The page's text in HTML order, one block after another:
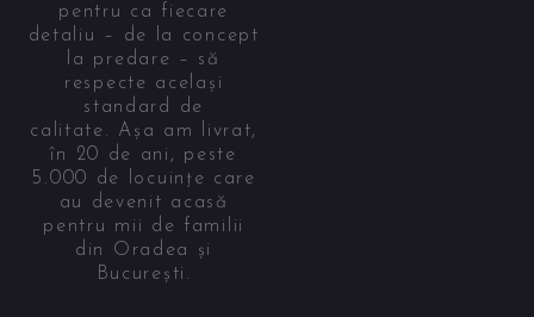
pentru ca fiecare
detaliu – de la concept
la predare – să
respecte același
standard de
calitate. Așa am livrat,
în 20 de ani, peste
5.000 de locuințe care
au devenit acasă
pentru mii de familii
din Oradea și
București.